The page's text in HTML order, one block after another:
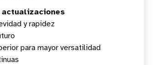
y rapidez
para la IA
para mayor versatilidad